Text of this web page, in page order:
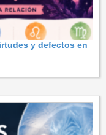
y defectos en